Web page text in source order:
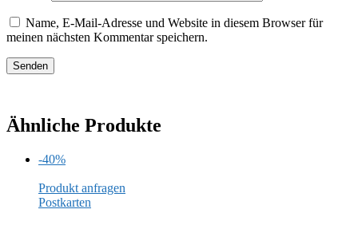
Name, E-Mail-Adresse und Website in diesem Browser für
meinen nächsten Kommentar speichern.
Ähnliche Produkte
-40%
Produkt anfragen
Postkarten